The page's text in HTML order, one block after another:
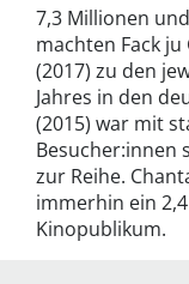
7,3 Millionen
machten Fack
(2017) zu den
Jahres in den
(2015) war mit
Besucher:innen
zur Reihe.
immerhin ein
Kinopublikum.